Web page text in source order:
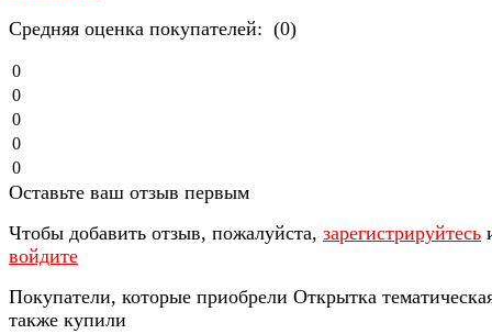
Средняя оценка покупателей: (0)
0
0
0
0
0
Оставьте ваш отзыв первым
Чтобы добавить отзыв, пожалуйста, зарегистрируйтесь
войдите
Покупатели, которые приобрели Открытка
также купили